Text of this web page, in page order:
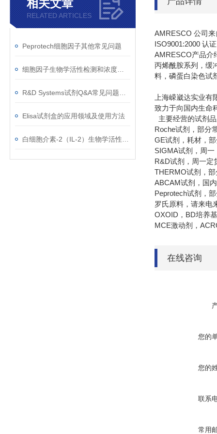
相关文章
RELATED ARTICLES
Peprotech细胞因子其他常见问题
Elisa试剂盒的应用领域及使用方法
AMRESCO 公司
ISO9001:2000 认
AMRESCO产品介
丙烯酰胺系列，缓
料，磷蛋白染色试
上海嵘崴达实业
致力于向国内生命
主要经营的试剂
Roche试剂，部分
GE试剂，耗材，
SIGMA试剂，周
R&D试剂，周一定
THERMO试剂，
ABCAM试剂，国
Peprotech试剂，
罗氏原料，请来电
OXOID，BD培养
MCE激动剂，
在线咨询
您的
您的
联系
常用